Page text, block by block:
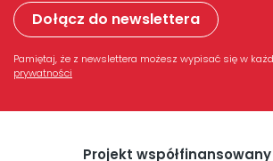
Pamiętaj, że z newslettera możesz wypisać się w
prywatności
Projekt współfinansowany